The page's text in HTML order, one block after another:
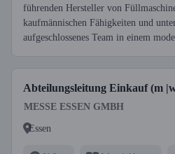
führenden Hersteller von
kaufmännischen Fähigkeiten und
aufgeschlossenes Team in einem
Abteilungsleitung Einkauf (m
MESSE ESSEN GMBH
Essen